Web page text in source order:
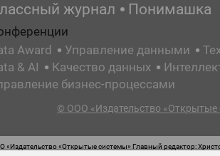
журнал
Понимашка
Award
Управление данными
& AI
Качество данных
бизнес-процессами
© ООО «Издательство «Открытые
«Открытые системы» Главный редактор: